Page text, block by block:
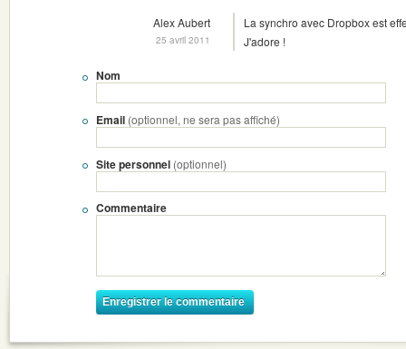
Alex Aubert
25 avril 2011
La synchro avec Dropbox est
J'adore !
Nom
Email (optionnel, ne sera pas affiché)
Site personnel (optionnel)
Commentaire
Enregistrer le commentaire